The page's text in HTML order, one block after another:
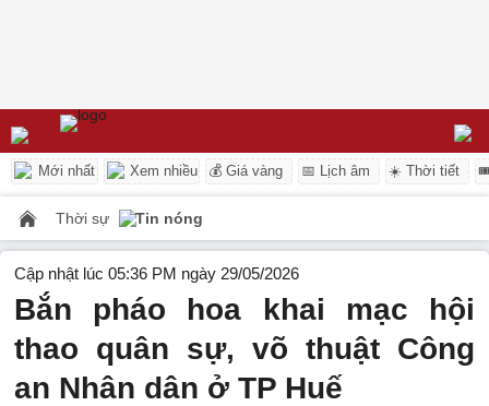
Mới nhất Xem nhiều 💰 Giá vàng 📅 Lịch âm ☀️ Thời tiết
Thời sự Tin nóng
Cập nhật lúc 05:36 PM ngày 29/05/2026
Bắn pháo hoa khai mạc hội
thao quân sự, võ thuật Công
an Nhân dân ở TP Huế